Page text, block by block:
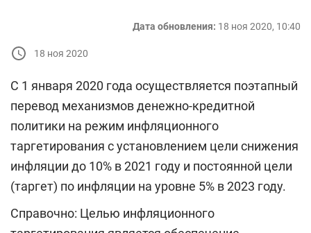
Дата обновления: 18 ноя 2020, 10:40
18 ноя 2020
С 1 января 2020 года осуществляется поэтапный
перевод механизмов денежно-кредитной
политики на режим инфляционного
таргетирования с установлением цели снижения
инфляции до 10% в 2021 году и постоянной цели
(таргет) по инфляции на уровне 5% в 2023 году.
Справочно: Целью инфляционного